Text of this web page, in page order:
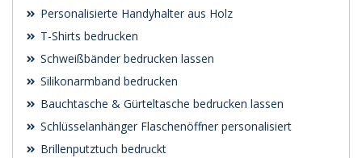
Personalisierte Handyhalter aus Holz
T-Shirts bedrucken
Schweißbänder bedrucken lassen
Silikonarmband bedrucken
Bauchtasche & Gürteltasche bedrucken lassen
Schlüsselanhänger Flaschenöffner personalisiert
Brillenputztuch bedruckt